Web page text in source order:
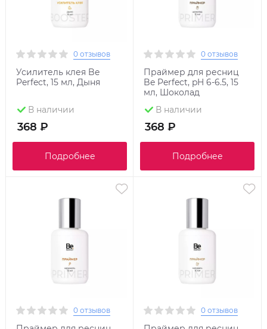
0 отзывов
Усилитель клея Be
Perfect, 15 мл, Дыня
В наличии
368 ₽
Подробнее
0 отзывов
Праймер для ресниц
Be Perfect, pH 6-6.5, 15
мл, Шоколад
В наличии
368 ₽
Подробнее
0 отзывов 0 отзывов